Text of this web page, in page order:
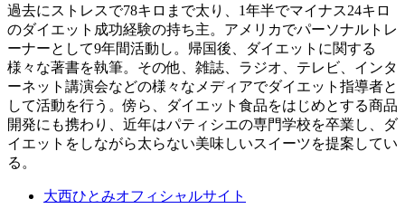
過去にストレスで78キロまで太り、1年半でマイナス24キロ
のダイエット成功経験の持ち主。アメリカでパーソナルトレ
ーナーとして9年間活動し。帰国後、ダイエットに関する
様々な著書を執筆。その他、雑誌、ラジオ、テレビ、インタ
ーネット講演会などの様々なメディアでダイエット指導者と
して活動を行う。傍ら、ダイエット食品をはじめとする商品
開発にも携わり、近年はパティシエの専門学校を卒業し、ダ
イエットをしながら太らない美味しいスイーツを提案してい
る。
大西ひとみオフィシャルサイト